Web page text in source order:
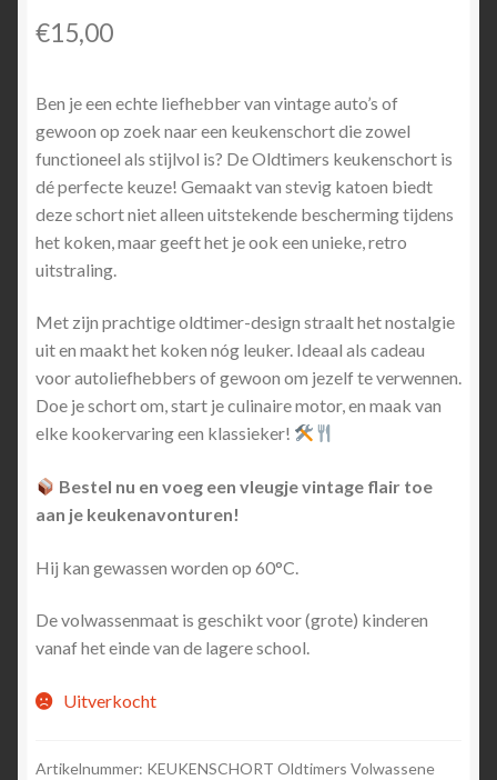
€15,00
Ben je een echte liefhebber van vintage auto’s of
gewoon op zoek naar een keukenschort die zowel
functioneel als stijlvol is? De Oldtimers keukenschort is
dé perfecte keuze! Gemaakt van stevig katoen biedt
deze schort niet alleen uitstekende bescherming tijdens
het koken, maar geeft het je ook een unieke, retro
uitstraling.
Met zijn prachtige oldtimer-design straalt het nostalgie
uit en maakt het koken nóg leuker. Ideaal als cadeau
voor autoliefhebbers of gewoon om jezelf te verwennen.
Doe je schort om, start je culinaire motor, en maak van
elke kookervaring een klassieker!
Bestel nu en voeg een vleugje vintage flair toe
aan je keukenavonturen!
Hij kan gewassen worden op 60°C.
De volwassenmaat is geschikt voor (grote) kinderen
vanaf het einde van de lagere school.
Uitverkocht
Artikelnummer: KEUKENSCHORT Oldtimers Volwassene